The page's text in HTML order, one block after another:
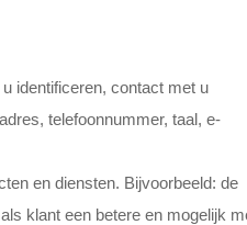
identificeren, contact met u
telefoonnummer, taal, e-
en diensten. Bijvoorbeeld: de
klant een betere en mogelijk